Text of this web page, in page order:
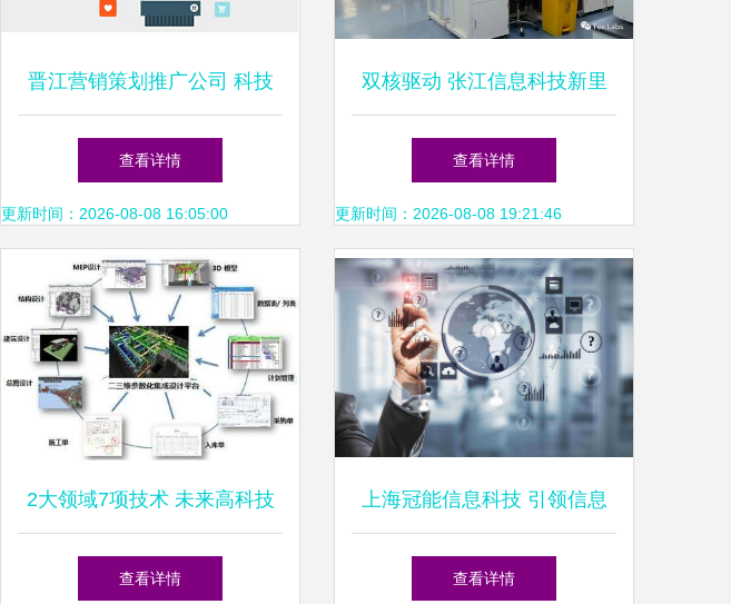
晋江营销策划推广公司 科技
赋能品牌增长新引擎
查看详情
更新时间：2026-08-08 16:05:00
双核驱动 张江信息科技新里
程碑——中心与孵化器正式启
动
查看详情
更新时间：2026-08-08 19:21:46
2大领域7项技术 未来高科技
建筑的创新前沿
查看详情
上海冠能信息科技 引领信息
科技领域的技术创新与开发
查看详情